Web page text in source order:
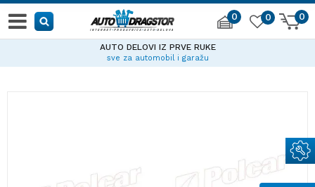
0 0
0
AUTO DELOVI IZ PRVE RUKE
sve za automobil i garažu